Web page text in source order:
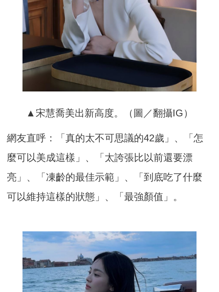
▲宋慧喬美出新高度。（圖／翻攝IG）
網友直呼：「真的太不可思議的42歲」、「怎
麼可以美成這樣」、「太誇張比以前還要漂
亮」、「凍齡的最佳示範」、「到底吃了什麼
可以維持這樣的狀態」、「最強顏值」。